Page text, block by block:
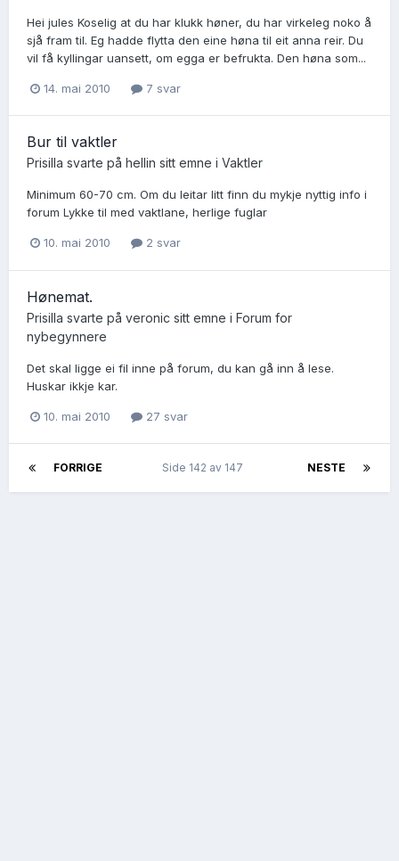
Hei jules Koselig at du har klukk høner, du har virkeleg noko å
sjå fram til. Eg hadde flytta den eine høna til eit anna reir. Du
vil få kyllingar uansett, om egga er befrukta. Den høna som...
14. mai 2010 7 svar
Bur til vaktler
Prisilla svarte på hellin sitt emne i Vaktler
Minimum 60-70 cm. Om du leitar litt finn du mykje nyttig info i
forum Lykke til med vaktlane, herlige fuglar
10. mai 2010 2 svar
Hønemat.
Prisilla svarte på veronic sitt emne i Forum for
nybegynnere
Det skal ligge ei fil inne på forum, du kan gå inn å lese.
Huskar ikkje kar.
10. mai 2010 27 svar
FORRIGE NESTE
Side 142 av 147